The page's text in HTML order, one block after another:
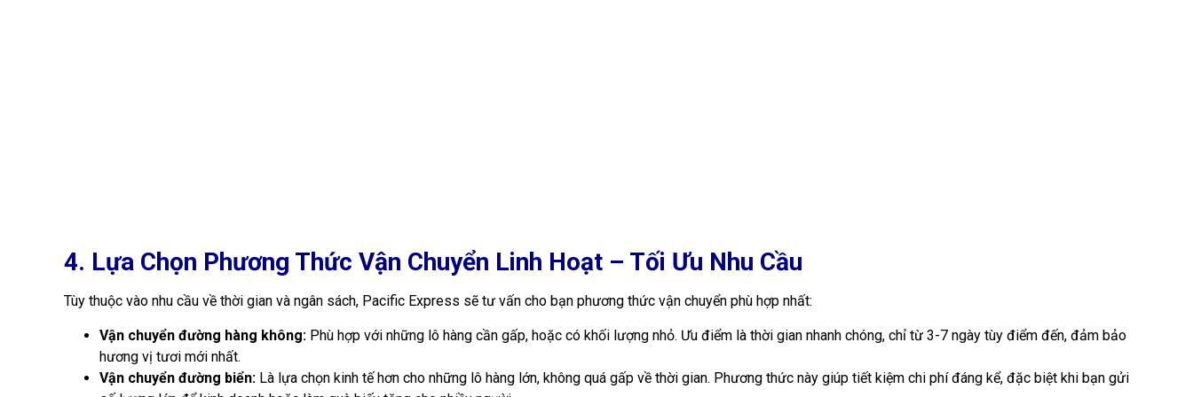
Đà Nẵng: 50A Nguyễn Tri Phương, Phường Chính Gián, Quận Thanh khê, Tp.Đà Nẵng
Khánh Hòa: 542 Lê Hồng Phong, Phường Phước Hải, Tp.Nha Trang
Đồng Nai: 32 Quốc Lộ 51, P. An Hòa, TP. Biên Hòa
Bình Dương:31-1 Đại Lộ Hữu Nghị, VSIP 1, Thuận An, Bình Dương